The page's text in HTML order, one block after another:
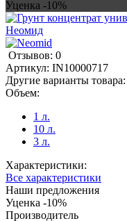
Уценка -10%
Отзывов: 0
Артикул: IN10000717
Другие варианты товара:
Объем:
1 л.
10 л.
3 л.
Характеристики:
Все характеристики
Наши предложения
Уценка -10%
Производитель